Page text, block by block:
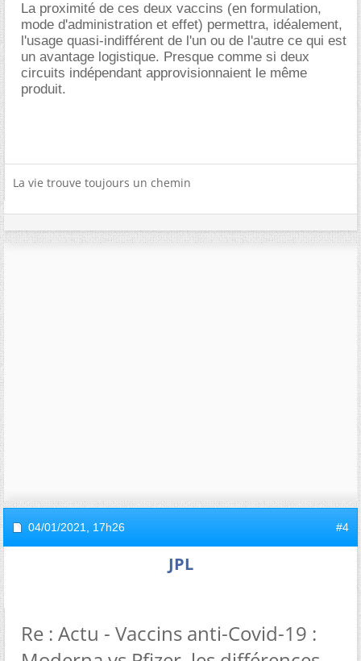
La proximité de ces deux vaccins (en formulation,
mode d'administration et effet) permettra, idéalement,
l'usage quasi-indifférent de l'un ou de l'autre ce qui est
un avantage logistique. Presque comme si deux
circuits indépendant approvisionnaient le même
produit.
La vie trouve toujours un chemin
04/01/2021, 17h26 #4
JPL
Re : Actu - Vaccins anti-Covid-19 :